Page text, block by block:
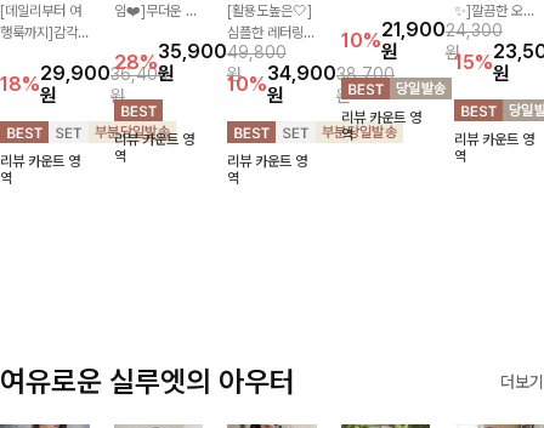
[데일리부터 여
행룩까지]감각
셔츠와 플레어
핏 반바지가 함
께 구성된 세트
아이템으로, 편
안하면서도 캐주
얼한 꾸안꾸룩을
18%29,900
원
36,400
원
리뷰 카운트 영
역
임❤️]무더운 여
낭만같은 티셔츠
소재감에서 주는
포인트와 금장으
로 고급스러움도
놓치지 말아요♥
28%35,900
원
49,800
원
리뷰 카운트 영
역
[활용도높은🤍]
심플한 레터링
포인트의 반팔
티셔츠와 여유롭
게 떨어지는 반
바지 조합으로
꾸안꾸 무드 제
대로 살려주는
트레이닝 세트
10%34,900
원
38,700
원
리뷰 카운트 영
역
럴한 플라워 프
린팅이 포인트가
되어 하나만으로
도 감성 있는 스
타일을 완성해드
리는 티셔츠-🌼
10%21,900
원
24,300
원
리뷰 카운트 영
역
✨]깔끔한 오픈
카라넥과 조화로
운 배색이 들어
간 스트라이프
패턴으로 단정하
고 캐주얼한 무
드를 선사하는
반팔 티셔츠에
15%원
리뷰 카운트 영
역
여유로운 실루엣의 아우터 더보기